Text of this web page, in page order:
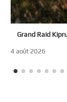
Grand Raid
4 août 2026